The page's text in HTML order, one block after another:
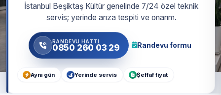
İstanbul Beşiktaş Kültür genelinde 7/24 özel teknik
servis; yerinde arıza tespiti ve onarım.
RANDEVU HATTI
0850 260 03 29 Randevu formu
Aynı gün Yerinde servis Şeffaf fiyat